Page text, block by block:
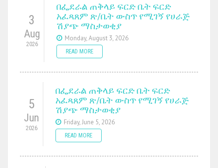
3
Aug
2026
በፌደራል ጠቅላይ ፍርድ ቤት ፍርድ
አፈጻጸም ጽ/ቤት ውስጥ የሚገኝ የሀራጅ
ሽያጭ ማስታወቂያ
Monday, August 3, 2026
READ MORE
5
Jun
2026
በፌደራል ጠቅላይ ፍርድ ቤት ፍርድ
አፈጻጸም ጽ/ቤት ውስጥ የሚገኝ የሀራጅ
ሽያጭ ማስታወቂያ
Friday, June 5, 2026
READ MORE